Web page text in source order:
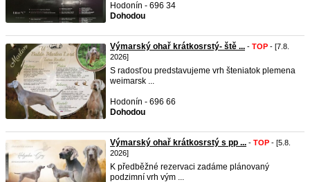
Hodonín - 696 34
Dohodou
Výmarský ohař krátkosrstý- ště ... - TOP - [7.8.
2026]
S radosťou predstavujeme vrh šteniatok plemena
weimarsk ...
Hodonín - 696 66
Dohodou
Výmarský ohař krátkosrstý s pp ... - TOP - [5.8.
2026]
K předběžné rezervaci zadáme plánovaný
podzimní vrh vým ...